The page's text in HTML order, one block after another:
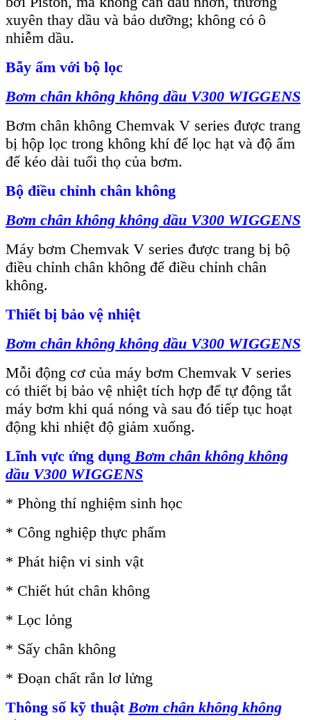
xuyên thay dầu và bảo dưỡng; không có ô
nhiễm dầu.
Bẫy ẩm với bộ lọc
Bơm chân không không dầu V300 WIGGENS
Bơm chân không Chemvak V series được trang
bị hộp lọc trong không khí để lọc hạt và độ ẩm
để kéo dài tuổi thọ của bơm.
Bộ điều chỉnh chân không
Bơm chân không không dầu V300 WIGGENS
Máy bơm Chemvak V series được trang bị bộ
điều chỉnh chân không để điều chỉnh chân
không.
Thiết bị bảo vệ nhiệt
Bơm chân không không dầu V300 WIGGENS
Mỗi động cơ của máy bơm Chemvak V series
có thiết bị bảo vệ nhiệt tích hợp để tự động tắt
máy bơm khi quá nóng và sau đó tiếp tục hoạt
động khi nhiệt độ giảm xuống.
Lĩnh vực ứng dụng Bơm chân không không
dầu V300 WIGGENS
* Phòng thí nghiệm sinh học
* Công nghiệp thực phẩm
* Phát hiện vi sinh vật
* Chiết hút chân không
* Lọc lỏng
* Sấy chân không
* Đoạn chất rắn lơ lửng
Thông số kỹ thuậtBơm chân không không